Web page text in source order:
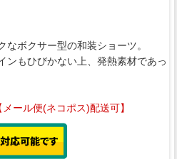
ボクサー型の和装ショーツ。
ンもひびかない上、発熱素材であっ
ール便(ネコポス)配送可】